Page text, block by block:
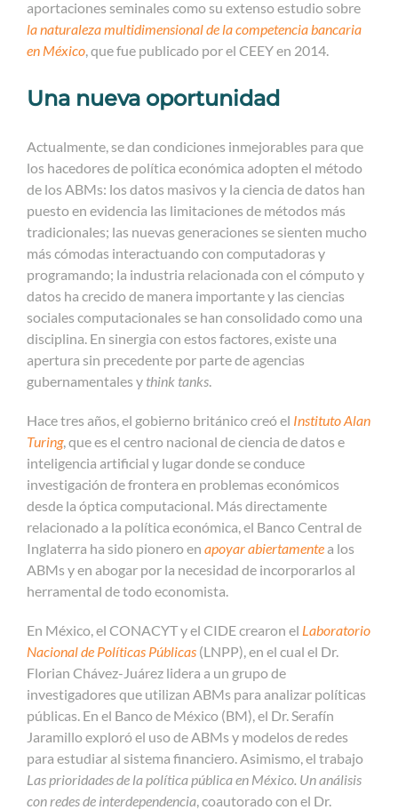
aportaciones seminales como su extenso estudio sobre
la naturaleza multidimensional de la competencia bancaria
en México, que fue publicado por el CEEY en 2014.
Una nueva oportunidad
Actualmente, se dan condiciones inmejorables para que
los hacedores de política económica adopten el método
de los ABMs: los datos masivos y la ciencia de datos han
puesto en evidencia las limitaciones de métodos más
tradicionales; las nuevas generaciones se sienten mucho
más cómodas interactuando con computadoras y
programando; la industria relacionada con el cómputo y
datos ha crecido de manera importante y las ciencias
sociales computacionales se han consolidado como una
disciplina. En sinergia con estos factores, existe una
apertura sin precedente por parte de agencias
gubernamentales y think tanks.
Hace tres años, el gobierno británico creó el Instituto Alan
Turing, que es el centro nacional de ciencia de datos e
inteligencia artificial y lugar donde se conduce
investigación de frontera en problemas económicos
desde la óptica computacional. Más directamente
relacionado a la política económica, el Banco Central de
Inglaterra ha sido pionero en apoyar abiertamente a los
ABMs y en abogar por la necesidad de incorporarlos al
herramental de todo economista.
En México, el CONACYT y el CIDE crearon el Laboratorio
Nacional de Políticas Públicas (LNPP), en el cual el Dr.
Florian Chávez-Juárez lidera a un grupo de
investigadores que utilizan ABMs para analizar políticas
públicas. En el Banco de México (BM), el Dr. Serafín
Jaramillo exploró el uso de ABMs y modelos de redes
para estudiar al sistema financiero. Asimismo, el trabajo
Las prioridades de la política pública en México. Un análisis
con redes de interdependencia, coautorado con el Dr.